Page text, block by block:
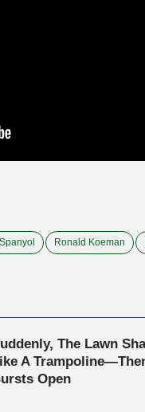
Ronald Koeman